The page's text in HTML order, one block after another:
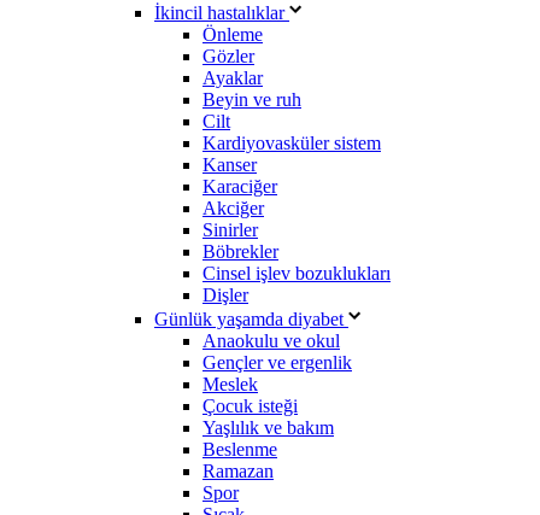
İkincil hastalıklar
Önleme
Gözler
Ayaklar
Beyin ve ruh
Cilt
Kardiyovasküler sistem
Kanser
Karaciğer
Akciğer
Sinirler
Böbrekler
Cinsel işlev bozuklukları
Dişler
Günlük yaşamda diyabet
Anaokulu ve okul
Gençler ve ergenlik
Meslek
Çocuk isteği
Yaşlılık ve bakım
Beslenme
Ramazan
Spor